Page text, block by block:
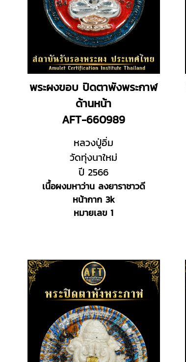
พระผงขอบ ปิดตาพังพระกาฬ
ด้านหน้า
AFT-660989
หลวงปู่อิ่ม
วัดทุ่งนาใหม่
ปี 2566
เนื้อผงมหาว่าน ลงยาราชาวดี
หน้ากาก 3k
หมายเลข 1